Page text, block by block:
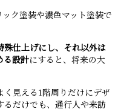
ク塗装や濃色マット塗装で
殊仕上げにし、それ以外は
る設計にすると、将来の大
見える1階周りだけにデザ
るだけでも、通行人や来訪